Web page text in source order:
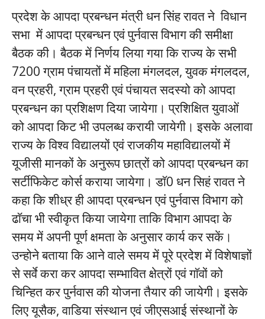
प्रदेश के आपदा प्रबन्धन मंत्री धन सिंह रावत ने विधान
सभा में आपदा प्रबन्धन एवं पुर्नवास विभाग की समीक्षा
बैठक की। बैठक में निर्णय लिया गया कि राज्य के सभी
7200 ग्राम पंचायतों में महिला मंगलदल, युवक मंगलदल,
वन प्रहरी, ग्राम प्रहरी एवं पंचायत सदस्यो को आपदा
प्रबन्धन का प्रशिक्षण दिया जायेगा। प्रशिक्षित युवाओं
को आपदा किट भी उपलब्ध करायी जायेगी। इसके अलावा
राज्य के विश्व विद्यालयों एवं राजकीय महाविद्यालयों में
यूजीसी मानकों के अनुरूप छात्रों को आपदा प्रबन्धन का
सर्टीफिकेट कोर्स कराया जायेगा। डाॅ0 धन सिहं रावत ने
कहा कि शीध्र ही आपदा प्रबन्धन एवं पुर्नवास विभाग को
ढाॅचा भी स्वीकृत किया जायेगा ताकि विभाग आपदा के
समय में अपनी पूर्ण क्षमता के अनुसार कार्य कर सकें।
उन्होने बताया कि आने वाले समय में पूरे प्रदेश में विशेषाज्ञों
से सर्वे करा कर आपदा सम्भावित क्षेत्रों एवं गाॅवों को
चिन्हित कर पुर्नवास की योजना तैयार की जायेगी। इसके
लिए यूसैक, वाडिया संस्थान एवं जीएसआई संस्थानों के